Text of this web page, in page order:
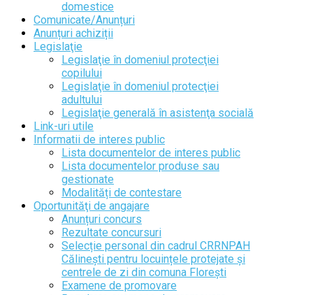
domestice
Comunicate/Anunțuri
Anunțuri achiziții
Legislaţie
Legislaţie în domeniul protecţiei
copilului
Legislaţie în domeniul protecţiei
adultului
Legislaţie generală în asistenţa socială
Link-uri utile
Informatii de interes public
Lista documentelor de interes public
Lista documentelor produse sau
gestionate
Modalități de contestare
Oportunităţi de angajare
Anunțuri concurs
Rezultate concursuri
Selecție personal din cadrul CRRNPAH
Călinești pentru locuințele protejate și
centrele de zi din comuna Florești
Examene de promovare